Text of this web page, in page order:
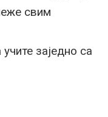
свим
заједно са